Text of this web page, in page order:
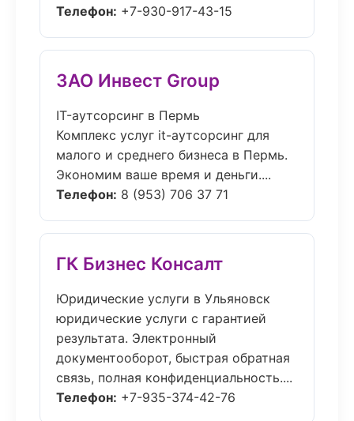
Телефон: +7-930-917-43-15
ЗАО Инвест Group
IT-аутсорсинг в Пермь
Комплекс услуг it-аутсорсинг для
малого и среднего бизнеса в Пермь.
Экономим ваше время и деньги....
Телефон: 8 (953) 706 37 71
ГК Бизнес Консалт
Юридические услуги в Ульяновск
юридические услуги с гарантией
результата. Электронный
документооборот, быстрая обратная
связь, полная конфиденциальность....
Телефон: +7-935-374-42-76